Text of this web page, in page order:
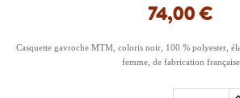
74,00 €
Casquette gavroche MTM, coloris noir, 100 % polyester,
femme, de fabrication française